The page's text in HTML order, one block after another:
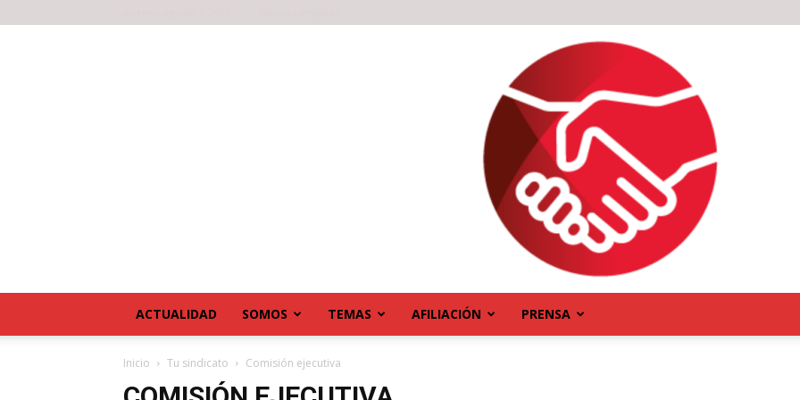
ACTUALIDAD SOMOS TEMAS AFILIACIÓN PRENSA
Inicio Tu sindicato Comisión ejecutiva